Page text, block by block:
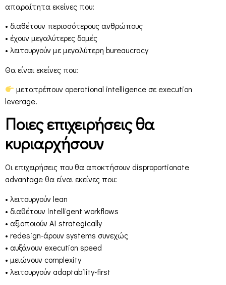
απαραίτητα εκείνες που:
• διαθέτουν περισσότερους ανθρώπους
• έχουν μεγαλύτερες δομές
• λειτουργούν με μεγαλύτερη bureaucracy
Θα είναι εκείνες που:
μετατρέπουν operational intelligence σε execution
leverage.
Ποιες επιχειρήσεις θα
κυριαρχήσουν
Οι επιχειρήσεις που θα αποκτήσουν disproportionate
advantage θα είναι εκείνες που:
• λειτουργούν lean
• διαθέτουν intelligent workflows
• αξιοποιούν AI strategically
• redesign-άρουν systems συνεχώς
• αυξάνουν execution speed
• μειώνουν complexity
• λειτουργούν adaptability-first